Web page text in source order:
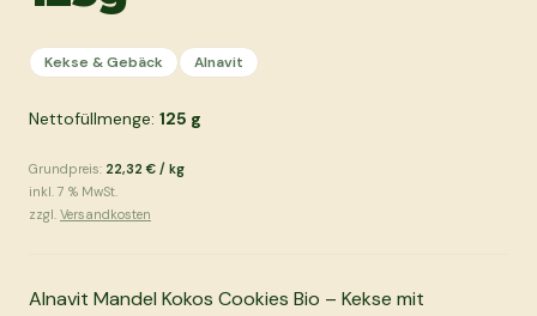
Kekse & Gebäck Alnavit
Nettofüllmenge: 125 g
Grundpreis: 22,32 € / kg
inkl. 7 % MwSt.
zzgl. Versandkosten
Alnavit Mandel Kokos Cookies Bio – Kekse mit